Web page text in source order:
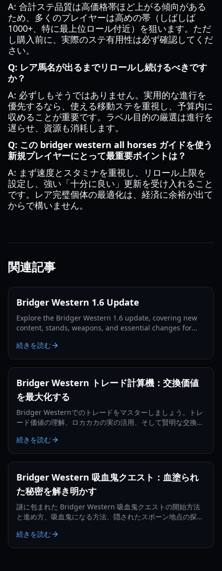
A: 合計ステ品質は高価格帯ほど上がる傾向がある
ため、多くのプレイヤーは高めの帯（しばしば
1000+、特に最上位ロール付近）を狙います。ただ
し購入前に、実際のステ有用性は必ず確認してくだ
さい。
Q: レア馬名が出るまでリロールし続けるべきです
か？
A: 必ずしもそうではありません。実用的な進行を
優先するなら、使える移動ステを重視し、予算内に
収めることが重要です。ラベル目的の厳選は進行を
遅らせ、資源も消耗します。
Q: この bridger western all horses ガイドを使う
新規プレイヤーにとって最重要ポイントは？
A: まず速度とスタミナを重視し、リロール上限を
設定し、強い「十分に良い」更新を受け入れること
です。レア完璧個体の最適化は、経済に余裕が出て
からで構いません。
関連記事
Bridger Western 1.6 Update
Explore the Bridger Western 1.6 update, covering new
content, stands, weapons, and essential changes for
続きを読む
Bridger Western トレード計算機：交換価値
を最大化する
Bridger Westernでのトレードをマスターしましょう。トレ
ード価値の理解、ロカカカの実の活用、そして賢明な交換の
続きを読む
Bridger Western 吸血鬼クエスト：血塗られ
た秘密を解き明かす
謎に包まれた Bridger Western 吸血鬼クエストの開始方法
と進め方、吸血鬼になる方法、隠されたスポーン地点の探し
続きを読む